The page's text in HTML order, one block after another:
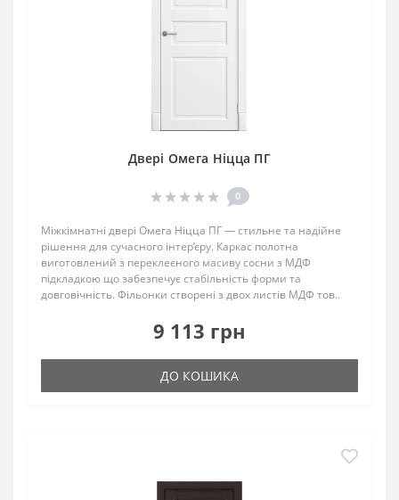
Двері Омега Ніцца ПГ
0
Міжкімнатні двері Омега Ніцца ПГ — стильне та надійне
рішення для сучасного інтер’єру. Каркас полотна
виготовлений з переклеєного масиву сосни з МДФ
підкладкою що забезпечує стабільність форми та
довговічність. Фільонки створені з двох листів МДФ тов..
9 113 грн
ДО КОШИКА